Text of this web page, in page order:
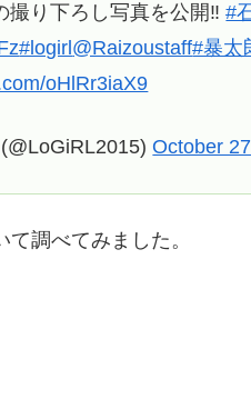
撮り下ろし写真を公開‼️#
#logirl @Raizoustaff#暴太
oHlRr3iaX9
October
調べてみました。